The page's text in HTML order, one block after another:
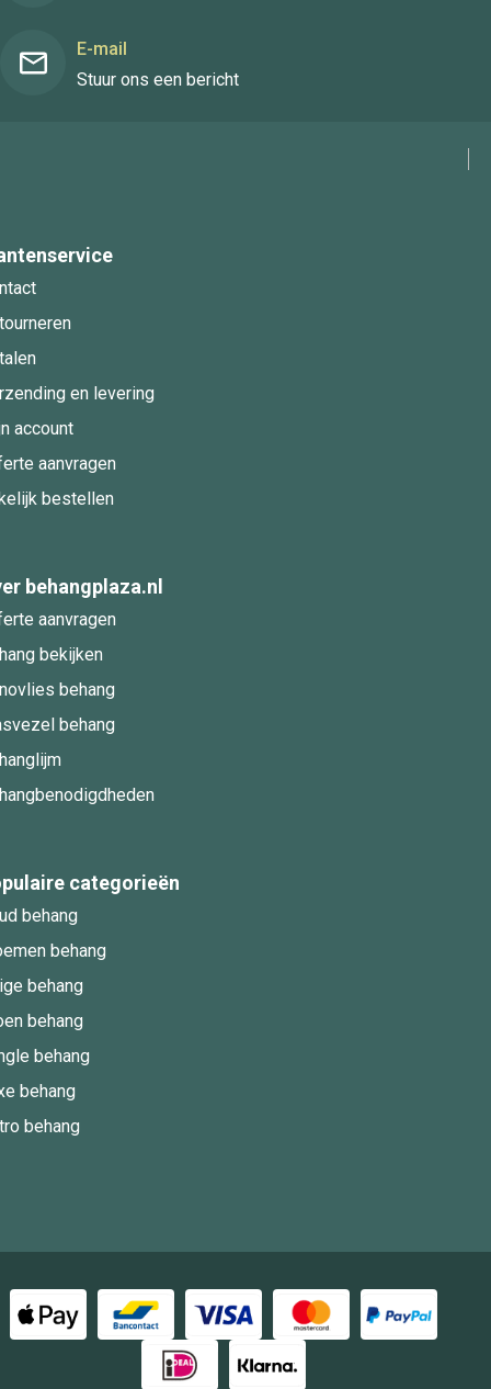
E-mail
Stuur ons een bericht
en levering
account
aanvragen
bestellen
behangplaza.nl
aanvragen
bekijken
behang
behang
categorieën
behang
behang
behang
behang
behang
behang
behang